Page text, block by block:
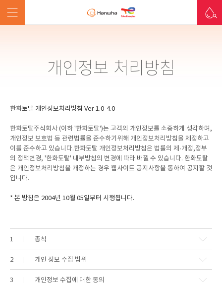
개인정보 처리방침
한화토탈 개인정보처리방침 Ver 1.0-4.0
한화토탈주식회사 (이하 '한화토탈')는 고객의 개인정보를 소중하게 생각하며,
개인정보 보호법 등 관련법률을 준수하기위해 개인정보처리방침을 제정하고
이를 준수하고 있습니다.한화토탈 개인정보처리방침은 법률의 제·개정,정부
의 정책변경, '한화토탈' 내부방침의 변경에 따라 바뀔 수 있습니다. 한화토탈
은 개인정보처리방침을 개정하는 경우 웹사이트 공지사항을 통하여 공지할 것
입니다.
* 본 방침은 2004년 10월 05일부터 시행됩니다.
1 총칙
2 개인 정보 수집 범위
3 개인정보 수집에 대한 동의